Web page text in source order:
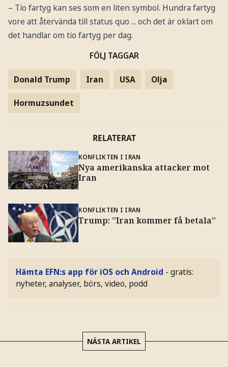
– Tio fartyg kan ses som en liten symbol. Hundra fartyg
vore att återvända till status quo ... och det är oklart om
det handlar om tio fartyg per dag.
FÖLJ TAGGAR
Donald Trump Iran USA Olja
Hormuzsundet
RELATERAT
KONFLIKTEN I IRAN
Nya amerikanska attacker mot
Iran
KONFLIKTEN I IRAN
Trump: ”Iran kommer få betala”
Hämta EFN:s app för iOS och Android - gratis:
nyheter, analyser, börs, video, podd
NÄSTA ARTIKEL